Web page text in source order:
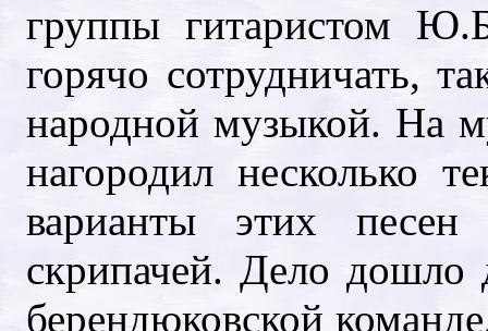
группы гитаристом
горячо сотрудничать,
народной музыкой. На
нагородил несколько
варианты этих
скрипачей. Дело дошло
берендюковской